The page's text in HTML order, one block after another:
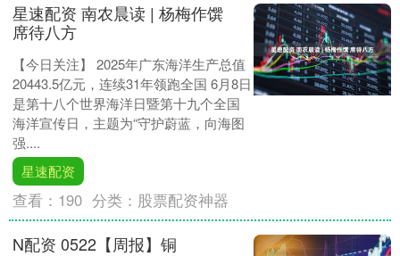
星速配资 南农晨读 | 杨梅作馔
席待八方
【今日关注】 2025年广东海洋生产总值
20443.5亿元，连续31年领跑全国 6月8日
是第十八个世界海洋日暨第十九个全国
海洋宣传日，主题为“守护蔚蓝，向海图
强....
星速配资
查看： 190 分类： 股票配资神器
N配资 0522【周报】铜